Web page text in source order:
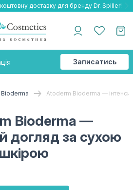
та подарнки до бренду Braderm!
бренд HOLY LAND!
доставку для бренду Dr. Spiller!
Записатись
на
Bioderma Atoderm Bioderma —
Bioderma —
догляд за сухою
шкірою